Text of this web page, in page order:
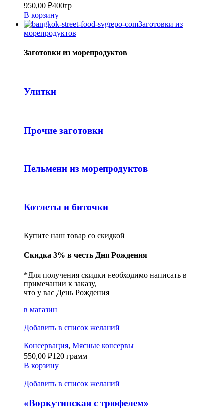
950,00 ₽400гр
В корзину
Заготовки из
морепродуктов
Заготовки из морепродуктов
Улитки
Прочие заготовки
Пельмени из морепродуктов
Котлеты и биточки
Купите наш товар со скидкой
Скидка 3% в честь Дня Рождения
*Для получения скидки необходимо написать в
примечании к заказу,
что у вас День Рождения
в магазин
Добавить в список желаний
Консервация, Мясные консервы
550,00 ₽120 грамм
В корзину
Добавить в список желаний
«Воркутинская с трюфелем»